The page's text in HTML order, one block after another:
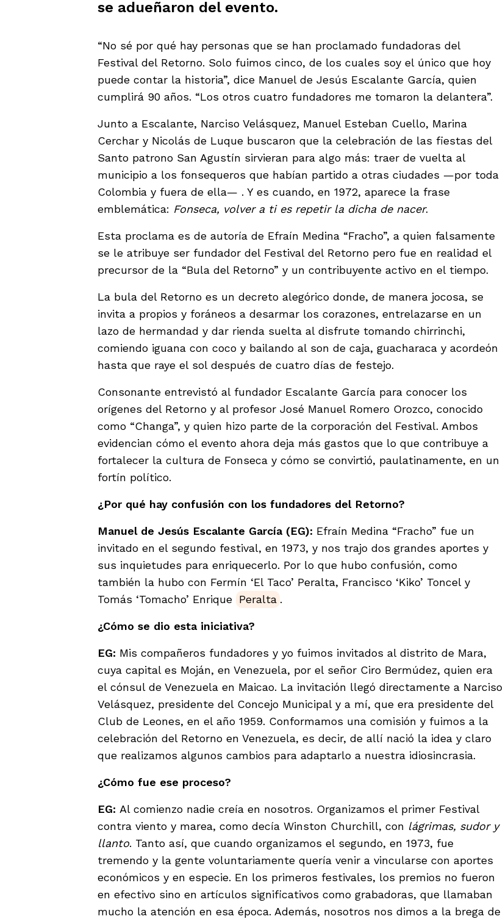
se adueñaron del evento.
“No sé por qué hay personas que se han proclamado fundadoras del
Festival del Retorno. Solo fuimos cinco, de los cuales soy el único que hoy
puede contar la historia”, dice Manuel de Jesús Escalante García, quien
cumplirá 90 años. “Los otros cuatro fundadores me tomaron la delantera”.
Junto a Escalante, Narciso Velásquez, Manuel Esteban Cuello, Marina
Cerchar y Nicolás de Luque buscaron que la celebración de las fiestas del
Santo patrono San Agustín sirvieran para algo más: traer de vuelta al
municipio a los fonsequeros que habían partido a otras ciudades —por toda
Colombia y fuera de ella— . Y es cuando, en 1972, aparece la frase
emblemática: Fonseca, volver a ti es repetir la dicha de nacer.
Esta proclama es de autoría de Efraín Medina “Fracho”, a quien falsamente
se le atribuye ser fundador del Festival del Retorno pero fue en realidad el
precursor de la “Bula del Retorno” y un contribuyente activo en el tiempo.
La bula del Retorno es un decreto alegórico donde, de manera jocosa, se
invita a propios y foráneos a desarmar los corazones, entrelazarse en un
lazo de hermandad y dar rienda suelta al disfrute tomando chirrinchi,
comiendo iguana con coco y bailando al son de caja, guacharaca y acordeón
hasta que raye el sol después de cuatro días de festejo.
Consonante entrevistó al fundador Escalante García para conocer los
orígenes del Retorno y al profesor José Manuel Romero Orozco, conocido
como “Changa”, y quien hizo parte de la corporación del Festival. Ambos
evidencian cómo el evento ahora deja más gastos que lo que contribuye a
fortalecer la cultura de Fonseca y cómo se convirtió, paulatinamente, en un
fortín político.
¿Por qué hay confusión con los fundadores del Retorno?
Manuel de Jesús Escalante García (EG): Efraín Medina “Fracho” fue un
invitado en el segundo festival, en 1973, y nos trajo dos grandes aportes y
sus inquietudes para enriquecerlo. Por lo que hubo confusión, como
también la hubo con Fermín ‘El Taco’ Peralta, Francisco ‘Kiko’ Toncel y
Tomás ‘Tomacho’ Enrique Peralta .
¿Cómo se dio esta iniciativa?
EG: Mis compañeros fundadores y yo fuimos invitados al distrito de Mara,
cuya capital es Moján, en Venezuela, por el señor Ciro Bermúdez, quien era
el cónsul de Venezuela en Maicao. La invitación llegó directamente a Narciso
Velásquez, presidente del Concejo Municipal y a mí, que era presidente del
Club de Leones, en el año 1959. Conformamos una comisión y fuimos a la
celebración del Retorno en Venezuela, es decir, de allí nació la idea y claro
que realizamos algunos cambios para adaptarlo a nuestra idiosincrasia.
¿Cómo fue ese proceso?
EG: Al comienzo nadie creía en nosotros. Organizamos el primer Festival
contra viento y marea, como decía Winston Churchill, con lágrimas, sudor y
llanto. Tanto así, que cuando organizamos el segundo, en 1973, fue
tremendo y la gente voluntariamente quería venir a vincularse con aportes
económicos y en especie. En los primeros festivales, los premios no fueron
en efectivo sino en artículos significativos como grabadoras, que llamaban
mucho la atención en esa época. Además, nosotros nos dimos a la brega de